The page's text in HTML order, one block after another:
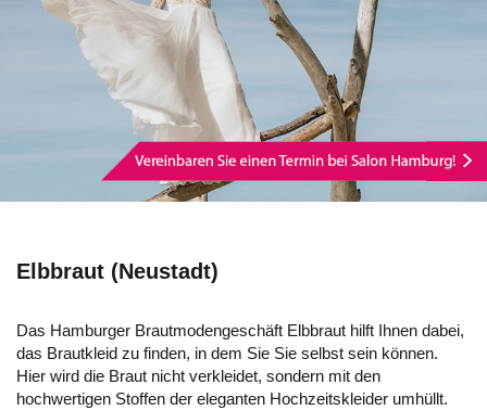
Elbbraut (Neustadt)
Das Hamburger Brautmodengeschäft Elbbraut hilft Ihnen dabei,
das Brautkleid zu finden, in dem Sie Sie selbst sein können.
Hier wird die Braut nicht verkleidet, sondern mit den
hochwertigen Stoffen der eleganten Hochzeitskleider umhüllt.